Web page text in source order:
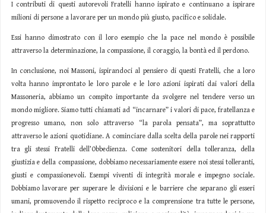
I contributi di questi autorevoli Fratelli hanno ispirato e continuano a ispirare
milioni di persone a lavorare per un mondo più giusto, pacifico e solidale.
Essi hanno dimostrato con il loro esempio che la pace nel mondo è possibile
attraverso la determinazione, la compassione, il coraggio, la bontà ed il perdono.
In conclusione, noi Massoni, ispirandoci al pensiero di questi Fratelli, che a loro
volta hanno improntato le loro parole e le loro azioni ispirati dai valori della
Massoneria, abbiamo un compito importante da svolgere nel tendere verso un
mondo migliore. Siamo tutti chiamati ad “incarnare” i valori di pace, fratellanza e
progresso umano, non solo attraverso “la parola pensata”, ma soprattutto
attraverso le azioni quotidiane. A cominciare dalla scelta della parole nei rapporti
tra gli stessi Fratelli dell’Obbedienza. Come sostenitori della tolleranza, della
giustizia e della compassione, dobbiamo necessariamente essere noi stessi tolleranti,
giusti e compassionevoli. Esempi viventi di integrità morale e impegno sociale.
Dobbiamo lavorare per superare le divisioni e le barriere che separano gli esseri
umani, promuovendo il rispetto reciproco e la comprensione tra tutte le persone,